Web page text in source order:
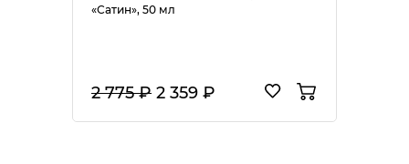
«Сатин», 50 мл
2 775 ₽ 2 359 ₽